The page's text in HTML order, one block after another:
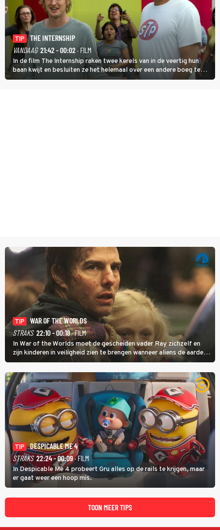
TIP
THE INTERNSHIP
VANDAAG 21:42 - 00:02· FILM
In de film The Internship raken twee kerels van in de veertig hun
baan kwijt en besluiten ze het helemaal over een andere boeg te
gooien door als stagiair aan de slag te gaan bij Google.
TIP
WAR OF THE WORLDS
STRAKS 22:10 - 00:18· FILM
In War of the Worlds moet de gescheiden vader Ray zichzelf en
zijn kinderen in veiligheid zien te brengen wanneer aliens de aarde
aanvallen.
TIP
DESPICABLE ME 4
STRAKS 22:24 - 00:09· FILM
In Despicable Me 4 probeert Gru alles op de rails te krijgen, maar
er gaat weer een hoop mis.
TOON MEER TIPS